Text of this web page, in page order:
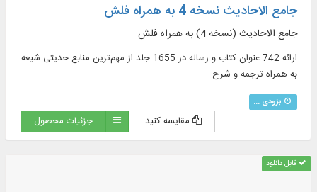
جامع الاحادیث نسخه 4 به همراه فلش
جامع الاحادیث (نسخه 4) به همراه فلش
ارائه 742 عنوان کتاب و رساله در 1655 جلد از مهم‌ترین منابع حدیثی شیعه
به همراه ترجمه و شرح
بزودی ...
مقایسه کنید جزئیات محصول
قابل دانلود